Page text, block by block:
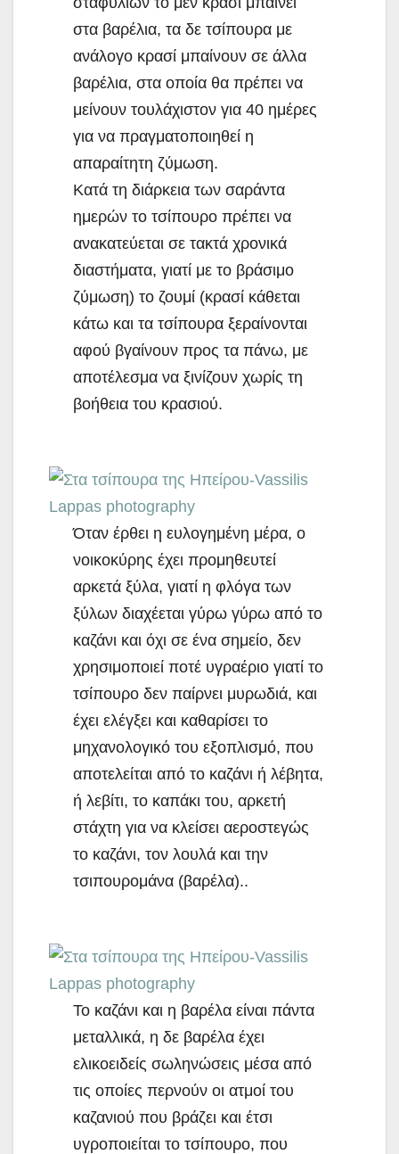
στα βαρέλια, τα δε τσίπουρα με
ανάλογο κρασί μπαίνουν σε άλλα
βαρέλια, στα οποία θα πρέπει να
μείνουν τουλάχιστον για 40 ημέρες
για να πραγματοποιηθεί η
απαραίτητη ζύμωση.
Κατά τη διάρκεια των σαράντα
ημερών το τσίπουρο πρέπει να
ανακατεύεται σε τακτά χρονικά
διαστήματα, γιατί με το βράσιμο
ζύμωση) το ζουμί (κρασί κάθεται
κάτω και τα τσίπουρα ξεραίνονται
αφού βγαίνουν προς τα πάνω, με
αποτέλεσμα να ξινίζουν χωρίς τη
βοήθεια του κρασιού.
Όταν έρθει η ευλογημένη μέρα, ο
νοικοκύρης έχει προμηθευτεί
αρκετά ξύλα, γιατί η φλόγα των
ξύλων διαχέεται γύρω γύρω από το
καζάνι και όχι σε ένα σημείο, δεν
χρησιμοποιεί ποτέ υγραέριο γιατί το
τσίπουρο δεν παίρνει μυρωδιά, και
έχει ελέγξει και καθαρίσει το
μηχανολογικό του εξοπλισμό, που
αποτελείται από το καζάνι ή λέβητα,
ή λεβίτι, το καπάκι του, αρκετή
στάχτη για να κλείσει αεροστεγώς
το καζάνι, τον λουλά και την
τσιπουρομάνα (βαρέλα)..
Το καζάνι και η βαρέλα είναι πάντα
μεταλλικά, η δε βαρέλα έχει
ελικοειδείς σωληνώσεις μέσα από
τις οποίες περνούν οι ατμοί του
καζανιού που βράζει και έτσι
υγροποιείται το τσίπουρο, που